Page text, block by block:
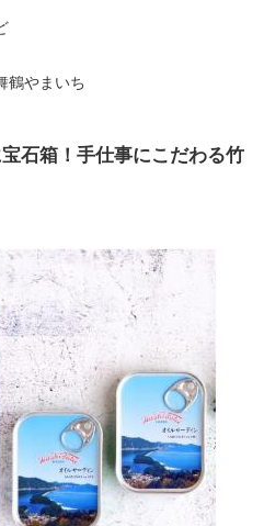
鶴やまいち
石箱！手仕事にこだわる竹